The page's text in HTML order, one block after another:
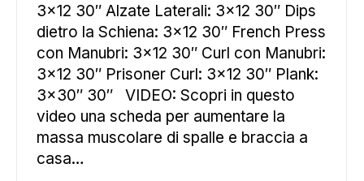
3×12 30″ Alzate Laterali: 3×12 30″ Dips
dietro la Schiena: 3×12 30″ French Press
con Manubri: 3×12 30″ Curl con Manubri:
3×12 30″ Prisoner Curl: 3×12 30″ Plank:
3×30″ 30″ VIDEO: Scopri in questo
video una scheda per aumentare la
massa muscolare di spalle e braccia a
casa…